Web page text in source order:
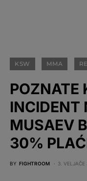
KSW MMA
POZNATE
MUSAEV
30%
BY FIGHTROOM 3.